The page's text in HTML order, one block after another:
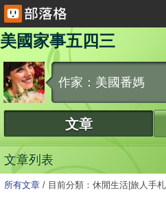
美國家事五四三
作家：美國番媽
文章
文章列表
所有文章 / 目前分類：休閒生活|旅人手札